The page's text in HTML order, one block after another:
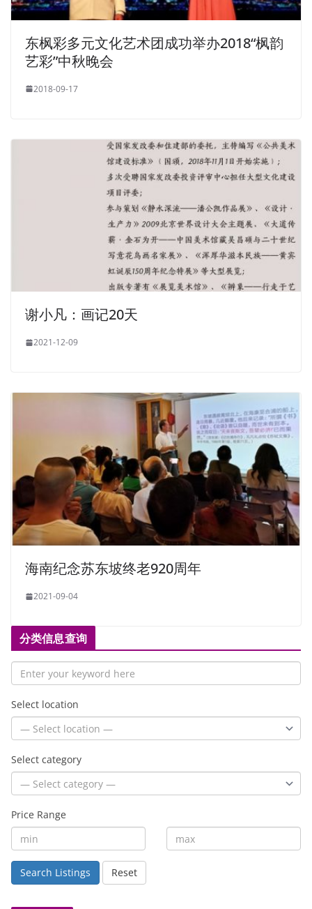
东枫彩多元文化艺术团成功举办2018“枫韵
艺彩”中秋晚会
2018-09-17
谢小凡：画记20天
2021-12-09
海南纪念苏东坡终老920周年
2021-09-04
分类信息查询
Select location
Select category
Price Range
Search Listings Reset